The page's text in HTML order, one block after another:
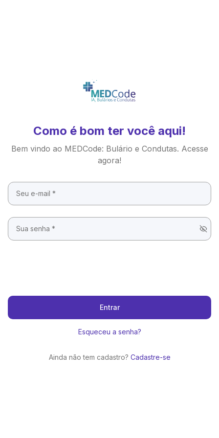
Como é bom ter você aqui!
Bem vindo ao MEDCode: Bulário e Condutas. Acesse
agora!
Entrar
Esqueceu a senha?
Ainda não tem cadastro? Cadastre-se